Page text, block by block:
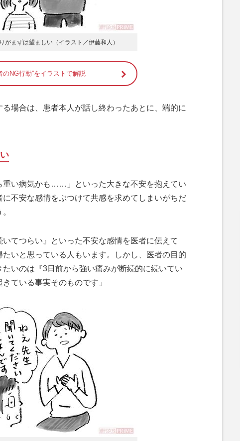
がまずは望ましい（イラスト／伊藤和人）
のNG行動”をイラストで解説
場合は、患者本人が話し終わったあとに、端的に
い病気かも……」といった大きな不安を抱えてい
不安な感情をぶつけて共感を求めてしまいがちだ
いてつらい』といった不安な感情を医者に伝えて
たいと思っている人もいます。しかし、医者の目的
いのは『3日前から強い痛みが断続的に続いてい
ている事実そのものです」